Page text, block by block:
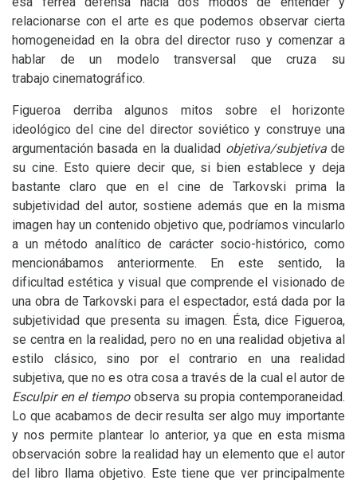
relacionarse con el arte es que podemos observar cierta
homogeneidad en la obra del director ruso y comenzar a
hablar de un modelo transversal que cruza su
trabajo cinematográfico.
Figueroa derriba algunos mitos sobre el horizonte
ideológico del cine del director soviético y construye una
argumentación basada en la dualidad objetiva/subjetivade
su cine. Esto quiere decir que, si bien establece y deja
bastante claro que en el cine de Tarkovski prima la
subjetividad del autor, sostiene además que en la misma
imagen hay un contenido objetivo que, podríamos vincularlo
a un método analítico de carácter socio-histórico, como
mencionábamos anteriormente. En este sentido, la
dificultad estética y visual que comprende el visionado de
una obra de Tarkovski para el espectador, está dada por la
subjetividad que presenta su imagen. Ésta, dice Figueroa,
se centra en la realidad, pero no en una realidad objetiva al
estilo clásico, sino por el contrario en una realidad
subjetiva, que no es otra cosa a través de la cual el autor de
Esculpir en el tiempoobserva su propia contemporaneidad.
Lo que acabamos de decir resulta ser algo muy importante
y nos permite plantear lo anterior, ya que en esta misma
observación sobre la realidad hay un elemento que el autor
del libro llama objetivo. Este tiene que ver principalmente